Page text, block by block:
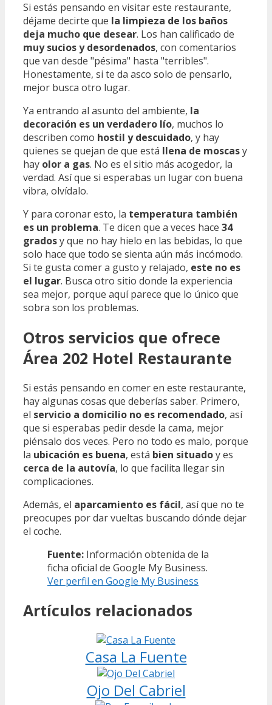
Si estás pensando en visitar este restaurante,
déjame decirte que la limpieza de los baños
deja mucho que desear. Los han calificado de
muy sucios y desordenados, con comentarios
que van desde "pésima" hasta "terribles".
Honestamente, si te da asco solo de pensarlo,
mejor busca otro lugar.
Ya entrando al asunto del ambiente, la
decoración es un verdadero lío, muchos lo
describen como hostil y descuidado, y hay
quienes se quejan de que está llena de moscasy
hay olor a gas. No es el sitio más acogedor, la
verdad. Así que si esperabas un lugar con buena
vibra, olvídalo.
Y para coronar esto, la temperatura también
es un problema. Te dicen que a veces hace 34
gradosy que no hay hielo en las bebidas, lo que
solo hace que todo se sienta aún más incómodo.
Si te gusta comer a gusto y relajado, este no es
el lugar. Busca otro sitio donde la experiencia
sea mejor, porque aquí parece que lo único que
sobra son los problemas.
Otros servicios que ofrece
Área 202 Hotel Restaurante
Si estás pensando en comer en este restaurante,
hay algunas cosas que deberías saber. Primero,
el servicio a domicilio no es recomendado, así
que si esperabas pedir desde la cama, mejor
piénsalo dos veces. Pero no todo es malo, porque
la ubicación es buena, está bien situadoy es
cerca de la autovía, lo que facilita llegar sin
complicaciones.
Además, el aparcamiento es fácil, así que no te
preocupes por dar vueltas buscando dónde dejar
el coche.
Fuente: Información obtenida de la
ficha oficial de Google My Business.
Ver perfil en Google My Business
Artículos relacionados
Casa La Fuente
Ojo Del Cabriel